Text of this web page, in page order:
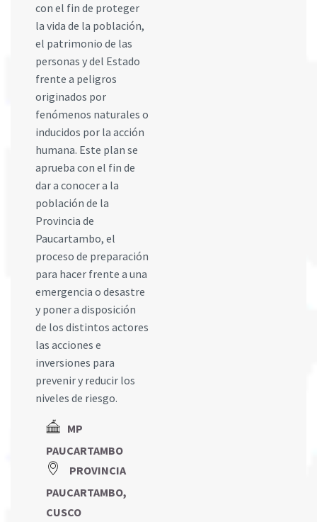
con el fin de proteger
la vida de la población,
el patrimonio de las
personas y del Estado
frente a peligros
originados por
fenómenos naturales o
inducidos por la acción
humana. Este plan se
aprueba con el fin de
dar a conocer a la
población de la
Provincia de
Paucartambo, el
proceso de preparación
para hacer frente a una
emergencia o desastre
y poner a disposición
de los distintos actores
las acciones e
inversiones para
prevenir y reducir los
niveles de riesgo.
MP
PAUCARTAMBO
PROVINCIA
PAUCARTAMBO,
CUSCO